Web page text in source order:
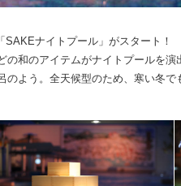
ナイトプール」がスタート！
の和のアイテムがナイトプールを
のよう。全天候型のため、寒い冬